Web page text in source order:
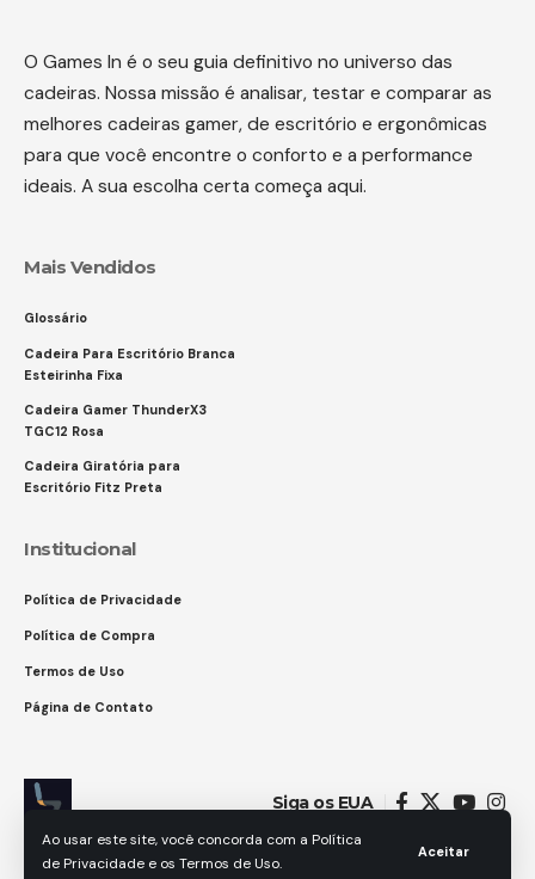
Ao usar este site, você concorda com a Política
de Privacidade e os Termos de Uso.
Aceitar
O Games In é o seu guia definitivo no universo das
cadeiras. Nossa missão é analisar, testar e comparar as
melhores cadeiras gamer, de escritório e ergonômicas
para que você encontre o conforto e a performance
ideais. A sua escolha certa começa aqui.
Mais Vendidos
Glossário
Cadeira Para Escritório Branca
Esteirinha Fixa
Cadeira Gamer ThunderX3
TGC12 Rosa
Cadeira Giratória para
Escritório Fitz Preta
Institucional
Política de Privacidade
Política de Compra
Termos de Uso
Página de Contato
Siga os EUA